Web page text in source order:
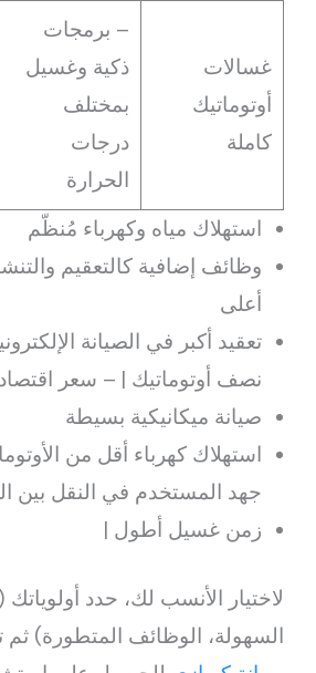
غسالات
أوتوماتيك
كاملة
– برمجات
ذكية وغسيل
بمختلف
درجات
الحرارة
استهلاك مياه وكهرباء مُنظّم
وظائف إضافية كالتعقيم
أعلى
تعقيد أكبر في الصيانة
نصف أوتوماتيك | – سعر
صيانة ميكانيكية بسيطة
استهلاك كهرباء أقل من
جهد المستخدم في النقل بين
زمن غسيل أطول |
لاختيار الأنسب لك، حدد أولوياتك
السهولة، الوظائف المتطورة)